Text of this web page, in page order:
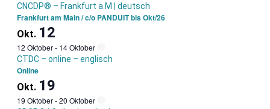
CNCDP® – Frankfurt a.M | deutsch
Frankfurt am Main / c/o PANDUIT bis Okt/26
Okt. 12
12 Oktober- 14 Oktober
CTDC – online – englisch
Online
Okt. 19
19 Oktober-20 Oktober